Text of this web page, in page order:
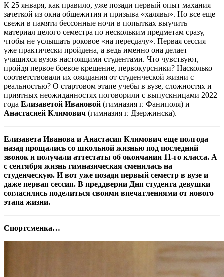
К 25 января, как правило, уже позади первый опыт махания
зачеткой из окна общежития и призыва «халявы». Но все еще
свежи в памяти бессонные ночи в попытках выучить
материал целого семестра по нескольким предметам сразу,
чтобы не услышать роковое «на пересдачу». Первая сессия
уже практически пройдена, а ведь именно она делает
учащихся вузов настоящими студентами. Что чувствуют,
пройдя первое боевое крещение, первокурсники? Насколько
соответствовали их ожидания от студенческой жизни с
реальностью? О стартовом этапе учебы в вузе, сложностях и
приятных неожиданностях поговорили с выпускницами 2022
года Елизаветой Ивановой (гимназия г. Фаниполя) и
Анастасией Климович (гимназия г. Дзержинска).
Елизавета Иванова и Анастасия Климович еще полгода
назад прощались со школьной жизнью под последний
звонок и получали аттестаты об окончании 11-го класса. А
с сентября жизнь гимназическая сменилась на
студенческую. И вот уже позади первый семестр в вузе и
даже первая сессия. В преддверии Дня студента девушки
согласились поделиться своими впечатлениями от нового
этапа жизни.
Спортсменка…